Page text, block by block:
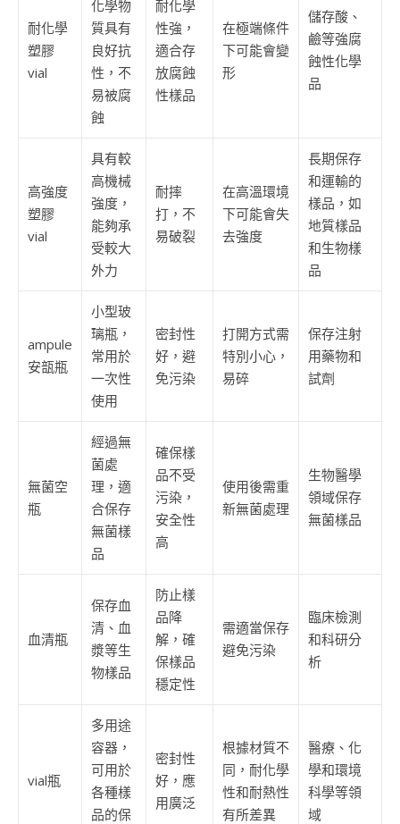
耐化學
塑膠
vial
化學物
質具有
良好抗
性，不
易被腐
蝕
耐化學
性強，
適合存
放腐蝕
性樣品
在極端條件
下可能會變
形
儲存酸、
鹼等強腐
蝕性化學
品
高強度
塑膠
vial
具有較
高機械
強度，
能夠承
受較大
外力
耐摔
打，不
易破裂
在高溫環境
下可能會失
去強度
長期保存
和運輸的
樣品，如
地質樣品
和生物樣
品
ampule
安瓿瓶
小型玻
璃瓶，
常用於
一次性
使用
密封性
好，避
免污染
打開方式需
特別小心，
易碎
保存注射
用藥物和
試劑
無菌空
瓶
經過無
菌處
理，適
合保存
無菌樣
品
確保樣
品不受
污染，
安全性
高
使用後需重
新無菌處理
生物醫學
領域保存
無菌樣品
血清瓶
保存血
清、血
漿等生
物樣品
防止樣
品降
解，確
保樣品
穩定性
需適當保存
避免污染
臨床檢測
和科研分
析
vial瓶
多用途
容器，
可用於
各種樣
品的保
密封性
好，應
用廣泛
根據材質不
同，耐化學
性和耐熱性
有所差異
醫療、化
學和環境
科學等領
域